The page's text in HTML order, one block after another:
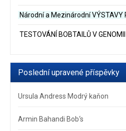
Národní a Mezinárodní VÝSTAVY
TESTOVÁNÍ BOBTAILŮ V
Poslední upravené příspěvky
Ursula Andress Modrý kaňon
Armin Bahandi Bob‘s